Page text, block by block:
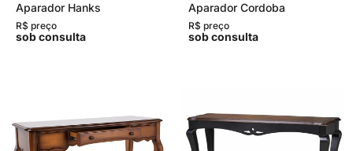
Aparador Hanks
R$ preço
sob consulta
Aparador Cordoba
R$ preço
sob consulta